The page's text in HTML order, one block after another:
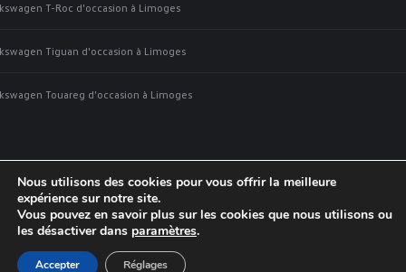
T-Roc d'occasion à Limoges
Tiguan d'occasion à Limoges
Touareg d'occasion à Limoges
© 2022 Audexia. Tous droits réservés |
Nous utilisons des cookies pour vous offrir la meilleure
expérience sur notre site.
Vous pouvez en savoir plus sur les cookies que nous utilisons ou
les désactiver dans paramètres.
Accepter Réglages